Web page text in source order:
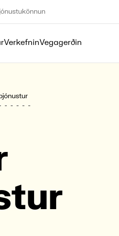
VerkefninVegagerðin